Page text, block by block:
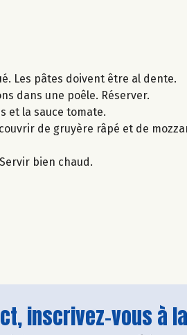
Les pâtes doivent être al dente.
dans une poêle. Réserver.
et la sauce tomate.
de gruyère râpé et de
bien chaud.
inscrivez-vous à